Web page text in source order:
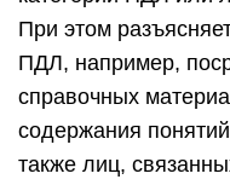
При этом
ПДЛ, например,
справочных
содержания
также лиц,